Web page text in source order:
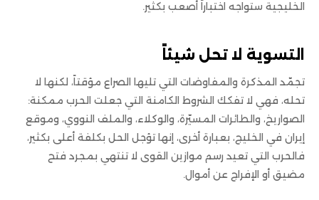
الخليجية ستواجه اختباراً أصعب بكثير.
التسوية لا تحل شيئاً
تجمّد المذكرة والمفاوضات التي تليها الصراع مؤقتاً، لكنها لا
تحله، فهي لا تفكك الشروط الكامنة التي جعلت الحرب ممكنة:
الصواريخ، والطائرات المسيّرة، والوكلاء، والملف النووي، وموقع
إيران في الخليج، بعبارة أخرى، إنها تؤجل الحل بكلفة أعلى بكثير،
فالحرب التي تعيد رسم موازين القوى لا تنتهي بمجرد فتح
مضيق أو الإفراج عن أموال.